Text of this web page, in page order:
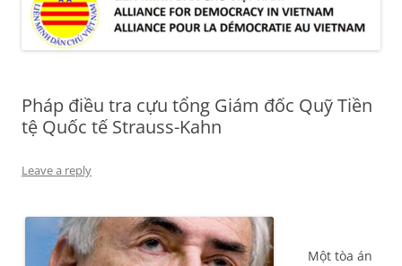
Pháp điều tra cựu tổng Giám đốc Quỹ Tiền
tệ Quốc tế Strauss-Kahn
Leave a reply
Một tòa án